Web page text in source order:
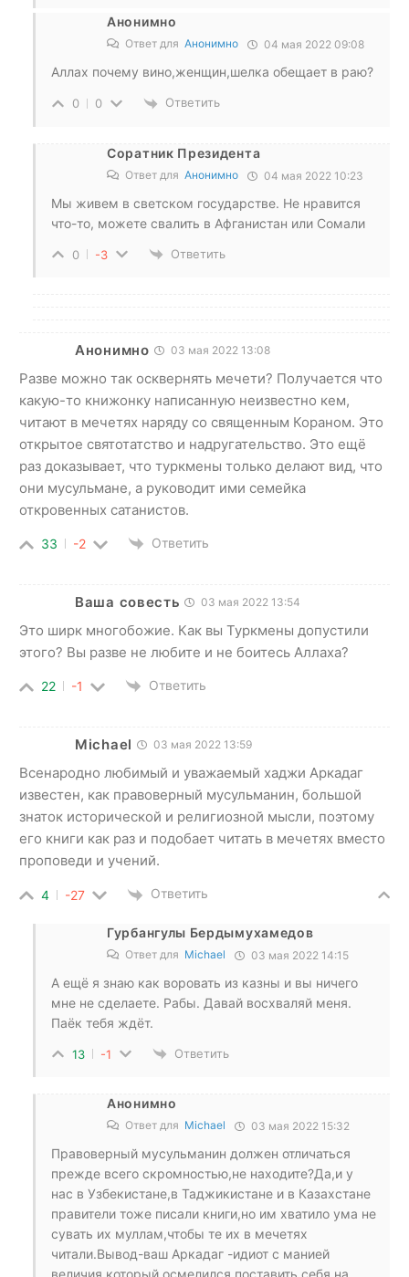
Анонимно
Ответ для Анонимно 04 мая 2022 09:08
Аллах почему вино,женщин,шелка обещает в раю?
0 0 Ответить
Соратник Президента
Ответ для Анонимно 04 мая 2022 10:23
Мы живем в светском государстве. Не нравится
что-то, можете свалить в Афганистан или Сомали
0 -3 Ответить
Анонимно 03 мая 2022 13:08
Разве можно так осквернять мечети? Получается что
какую-то книжонку написанную неизвестно кем,
читают в мечетях наряду со священным Кораном. Это
открытое святотатство и надругательство. Это ещё
раз доказывает, что туркмены только делают вид, что
они мусульмане, а руководит ими семейка
откровенных сатанистов.
33 -2 Ответить
Ваша совесть 03 мая 2022 13:54
Это ширк многобожие. Как вы Туркмены допустили
этого? Вы разве не любите и не боитесь Аллаха?
22 -1 Ответить
Michael 03 мая 2022 13:59
Всенародно любимый и уважаемый хаджи Аркадаг
известен, как правоверный мусульманин, большой
знаток исторической и религиозной мысли, поэтому
его книги как раз и подобает читать в мечетях вместо
проповеди и учений.
4 -27 Ответить
Гурбангулы Бердымухамедов
Ответ для Michael 03 мая 2022 14:15
А ещё я знаю как воровать из казны и вы ничего
мне не сделаете. Рабы. Давай восхваляй меня.
Паёк тебя ждёт.
13 -1 Ответить
Анонимно
Ответ для Michael 03 мая 2022 15:32
Правоверный мусульманин должен отличаться
прежде всего скромностью,не находите?Да,и у
нас в Узбекистане,в Таджикистане и в Казахстане
правители тоже писали книги,но им хватило ума не
сувать их муллам,чтобы те их в мечетях
читали.Вывод-ваш Аркадаг -идиот с манией